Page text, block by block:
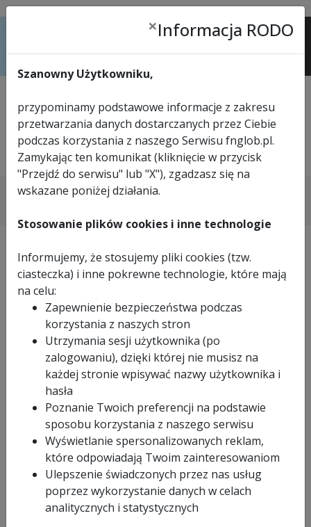
Menu
tel.33 816 57 24
×Informacja RODO
Szanowny Użytkowniku,
przypominamy podstawowe informacje z zakresu
przetwarzania danych dostarczanych przez Ciebie
podczas korzystania z naszego Serwisu fnglob.pl.
Zamykając ten komunikat (kliknięcie w przycisk
"Przejdź do serwisu" lub "X"), zgadzasz się na
wskazane poniżej działania.
Stosowanie plików cookies i inne technologie
Informujemy, że stosujemy pliki cookies (tzw.
ciasteczka) i inne pokrewne technologie, które mają
na celu:
Zapewnienie bezpieczeństwa podczas
korzystania z naszych stron
Utrzymania sesji użytkownika (po
zalogowaniu), dzięki której nie musisz na
każdej stronie wpisywać nazwy użytkownika i
hasła
Poznanie Twoich preferencji na podstawie
sposobu korzystania z naszego serwisu
Wyświetlanie spersonalizowanych reklam,
które odpowiadają Twoim zainteresowaniom
Ulepszenie świadczonych przez nas usług
poprzez wykorzystanie danych w celach
analitycznych i statystycznych
>STRONA GŁÓWNA >WYPOSAŻENIE STOKÓW
PRZEDSZKOLA NARCIARSKIE
GLOB-WN-MAR-RP100-4
od 9.99 PLN w 24 godziny
507.99 PLN
Zapytaj o produkt